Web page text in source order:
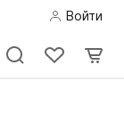
Войти